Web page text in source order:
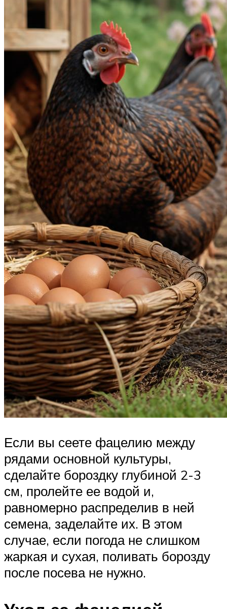
Если вы сеете фацелию между
рядами основной культуры,
сделайте бороздку глубиной 2-3
см, пролейте ее водой и,
равномерно распределив в ней
семена, заделайте их. В этом
случае, если погода не слишком
жаркая и сухая, поливать борозду
после посева не нужно.